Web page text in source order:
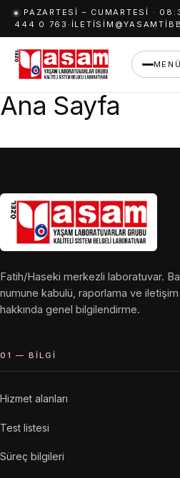
İçeriğe
geç
PAZARTESI – CUMARTESI ·
444 0 763 ·
MENÜ
Ana Sayfa
Fatih/Haseki merkezli laboratuvar.
numune kabulü, raporlama ve
hakkında genel bilgilendirme.
01 — BILGI
Hizmet alanları
Test listesi
Süreç bilgileri